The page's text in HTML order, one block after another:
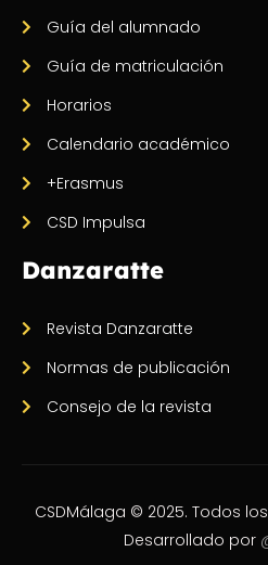
Guía del alumnado
Guía de matriculación
Horarios
Calendario académico
+Erasmus
CSD Impulsa
Danzaratte
Revista Danzaratte
Normas de publicación
Consejo de la revista
CSDMálaga © 2025. Todos
Desarrollado por